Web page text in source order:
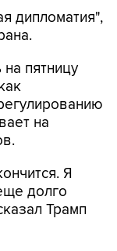
дипломатия",
пятницу
на
Я
долго
Трамп